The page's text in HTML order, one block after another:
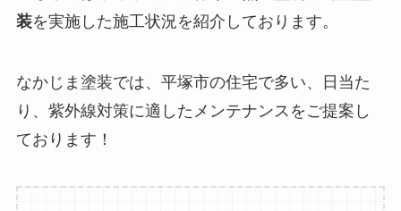
装を実施した施工状況を紹介しております。
なかじま塗装では、平塚市の住宅で多い、日当た
り、紫外線対策に適したメンテナンスをご提案し
ております！